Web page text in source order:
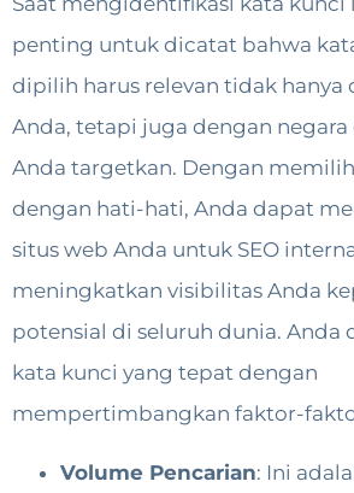
penting untuk dicatat bahwa
dipilih harus relevan tidak hanya
Anda, tetapi juga dengan negara
Anda targetkan. Dengan
dengan hati-hati, Anda dapat
situs web Anda untuk SEO
meningkatkan visibilitas Anda
potensial di seluruh dunia. Anda
kata kunci yang tepat dengan
mempertimbangkan faktor-
Volume Pencarian: Ini